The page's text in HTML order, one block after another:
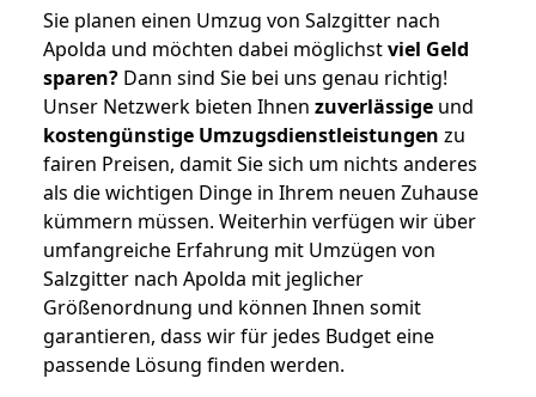
Sie planen einen Umzug von Salzgitter nach
Apolda und möchten dabei möglichstviel Geld
sparen? Dann sind Sie bei uns genau richtig!
Unser Netzwerk bieten Ihnen zuverlässige und
kostengünstige Umzugsdienstleistungen zu
fairen Preisen, damit Sie sich um nichts anderes
als die wichtigen Dinge in Ihrem neuen Zuhause
kümmern müssen. Weiterhin verfügen wir über
umfangreiche Erfahrung mit Umzügen von
Salzgitter nach Apolda mit jeglicher
Größenordnung und können Ihnen somit
garantieren, dass wir für jedes Budget eine
passende Lösung finden werden.